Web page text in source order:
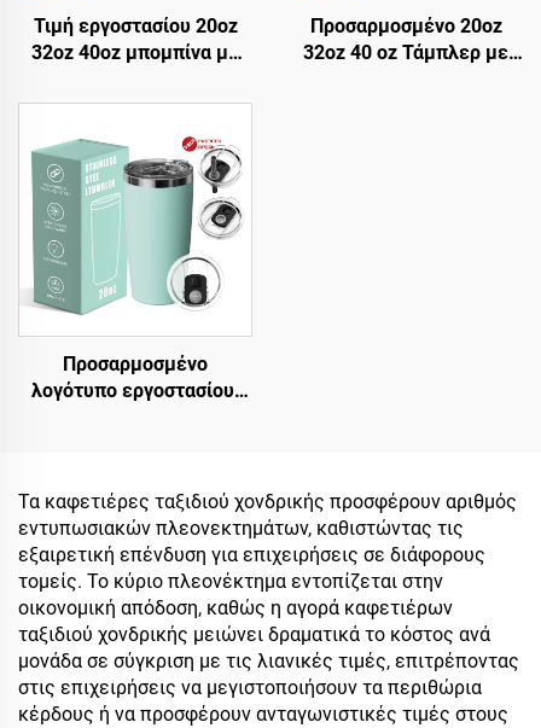
Τιμή εργοστασίου 20oz
32oz 40oz μπομπίνα με
μονωμένο φλιτζάνι,
επαναχρησιμοποιήσιμη
μπομπίνα ταξιδίου από
ατσάλι με sublimation
Προσαρμοσμένο 20oz
32oz 40 oz Τάμπλερ με
Προσαρμοσμένο
λογότυπο εργοστασίου,
από ανοξείδωτο ατσάλι
Τα καφετιέρες ταξιδιού χονδρικής προσφέρουν αριθμός
εντυπωσιακών πλεονεκτημάτων, καθιστώντας τις
εξαιρετική επένδυση για επιχειρήσεις σε διάφορους
τομείς. Το κύριο πλεονέκτημα εντοπίζεται στην
οικονομική απόδοση, καθώς η αγορά καφετιέρων
ταξιδιού χονδρικής μειώνει δραματικά το κόστος ανά
μονάδα σε σύγκριση με τις λιανικές τιμές, επιτρέποντας
στις επιχειρήσεις να μεγιστοποιήσουν τα περιθώρια
κέρδους ή να προσφέρουν ανταγωνιστικές τιμές στους